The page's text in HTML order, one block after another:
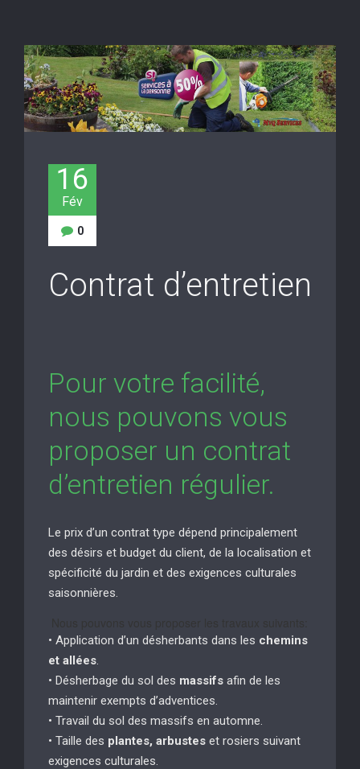
16
Fév
0
Contrat d’entretien
Pour votre facilité,
nous pouvons vous
proposer un contrat
d’entretien régulier.
Le prix d’un contrat type dépend principalement
des désirs et budget du client, de la localisation et
spécificité du jardin et des exigences culturales
saisonnières.
• Application d’un désherbants dans les chemins
et allées
• Désherbage du sol des massifs afin de les
maintenir exempts d’adventices.
• Travail du sol des massifs en automne.
• Taille des plantes, arbustes et rosiers suivant
exigences culturales.